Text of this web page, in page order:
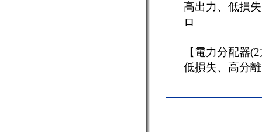
高出力、低損
ロ
【電力分配器
低損失、高分